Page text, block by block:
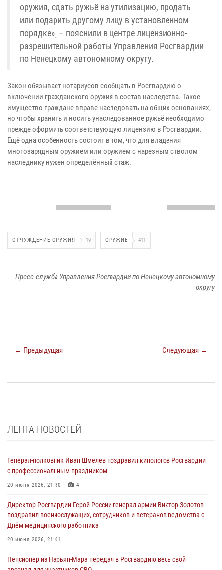
оружия, сдать ружьё на утилизацию, продать
или подарить другому лицу в установленном
порядке», – пояснили в центре лицензионно-
разрешительной работы Управления Росгвардии
по Ненецкому автономному округу.
Закон обязывает нотариусов сообщать в Росгвардию о
включении гражданского оружия в состав наследства. Такое
имущество граждане вправе наследовать на общих основаниях,
но чтобы хранить и носить унаследованное ружьё необходимо
прежде оформить соответствующую лицензию в Росгвардии.
Ещё одна особенность состоит в том, что для владения
многозарядным оружием или оружием с нарезным стволом
наследнику нужен определённый стаж.
ОТЧУЖДЕНИЕ ОРУЖИЯ 19 ОРУЖИЕ 411
Пресс-служба Управления Росгвардии по Ненецкому автономному
округу
← Предыдущая Следующая →
ЛЕНТА НОВОСТЕЙ
Генерал-полковник Иван Шмелев поздравил кинологов Росгвардии
с профессиональным праздником
20 июня 2026, 21:30 4
Директор Росгвардии Герой России генерал армии Виктор Золотов
поздравил военнослужащих, сотрудников и ветеранов ведомства с
Днём медицинского работника
20 июня 2026, 21:01
Пенсионер из Нарьян-Мара передал в Росгвардию весь свой